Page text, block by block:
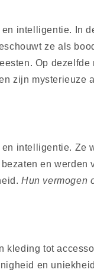
intelligentie. In
ze als
Op
zijn mysterieuze
intelligentie. Ze
en
Hun vermogen
tot
en